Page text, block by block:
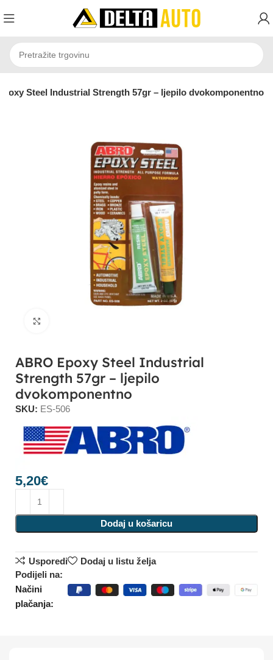
Steel Industrial Strength 57gr – ljepilo dvokomponentno
ABRO Epoxy Steel Industrial
Strength 57gr – ljepilo
dvokomponentno
SKU: ES-506
5,20€
Dodaj u košaricu
Usporedi
Dodaj u listu želja
Podijeli na:
Načini
plačanja: